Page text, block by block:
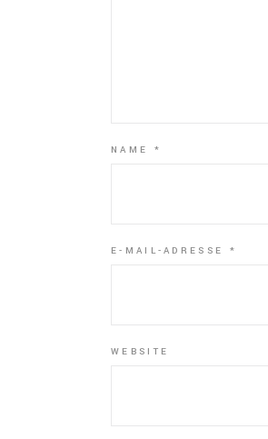
NAME *
E-MAIL-ADRESSE *
WEBSITE